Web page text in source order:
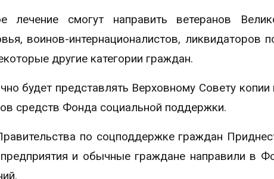
лечение смогут направить ветеранов
воинов-интернационалистов, ликвидаторов
другие категории граждан.
будет представлять Верховному Совету
средств Фонда социальной поддержки.
по соцподдержке граждан
и обычные граждане направили в